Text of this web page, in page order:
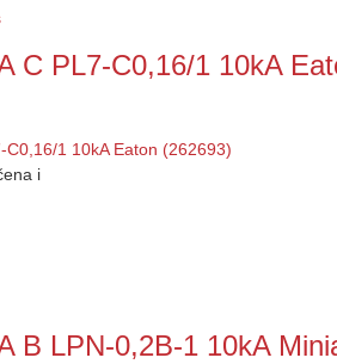
C PL7-C0,16/1 10kA
i
B LPN-0,2B-1 10kA